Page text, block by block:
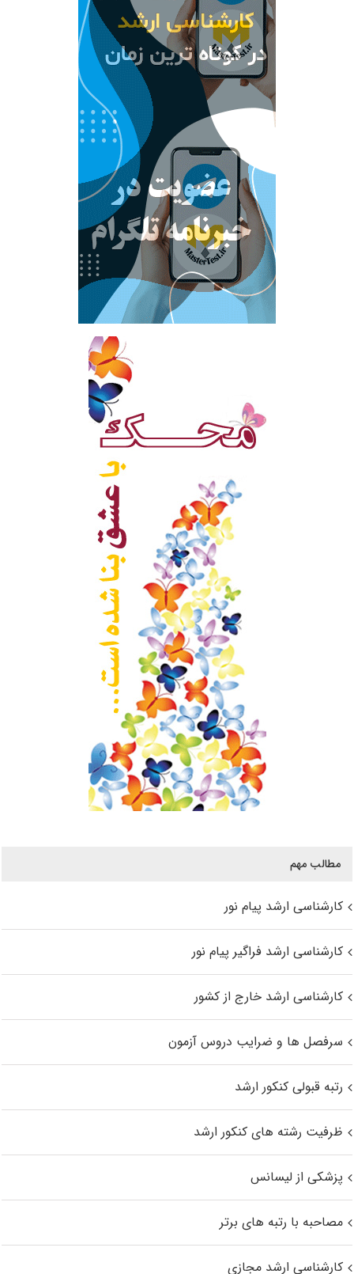
مطالب مهم
کارشناسی ارشد پیام نور
کارشناسی ارشد فراگیر پیام نور
کارشناسی ارشد خارج از کشور
سرفصل ها و ضرایب دروس آزمون
رتبه قبولی کنکور ارشد
ظرفیت رشته های کنکور ارشد
پزشکی از لیسانس
مصاحبه با رتبه های برتر
کارشناسی ارشد مجازی